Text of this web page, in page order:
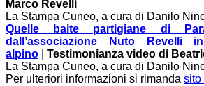
Marco Revelli
La Stampa Cuneo, a cura di Danilo
Quelle baite partigiane di
dall’associazione Nuto Revelli
alpino
Testimonianza video di
La Stampa Cuneo, a cura di Danilo
Per ulteriori informazioni si rimanda sito